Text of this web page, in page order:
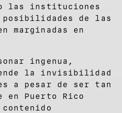
las instituciones
de las
marginadas en
ingenua,
la invisibilidad
a pesar de ser tan
en Puerto Rico
contenido